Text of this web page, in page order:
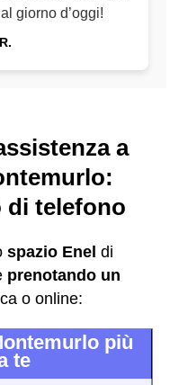
giorno d’oggi!
a
di telefono
spazio Enel di
prenotando un
o online:
più
te